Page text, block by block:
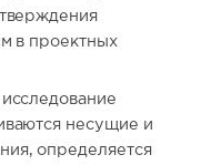
в проектных
несущие и
определяется